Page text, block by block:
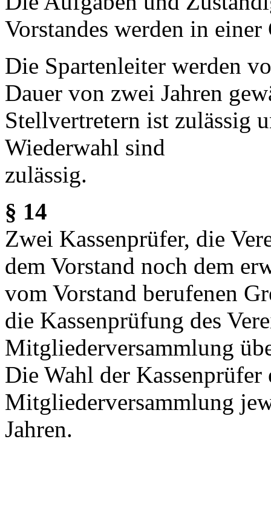
Vorstandes werden in
Die Spartenleiter werden
Dauer von zwei Jahren
Stellvertretern ist zulässig
Wiederwahl sind
zulässig.
§ 14
Zwei Kassenprüfer, die
dem Vorstand noch dem
vom Vorstand berufenen
die Kassenprüfung des
Mitgliederversammlung
Die Wahl der
Mitgliederversammlung
Jahren.